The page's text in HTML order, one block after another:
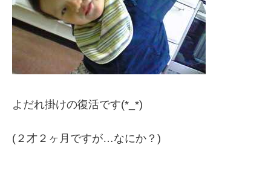
よだれ掛けの復活です(*_*)
(２才２ヶ月ですが…なにか？)